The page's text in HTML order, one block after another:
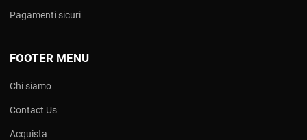
Pagamenti sicuri
FOOTER MENU
Chi siamo
Contact Us
Acquista